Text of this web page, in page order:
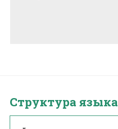
Структура языка